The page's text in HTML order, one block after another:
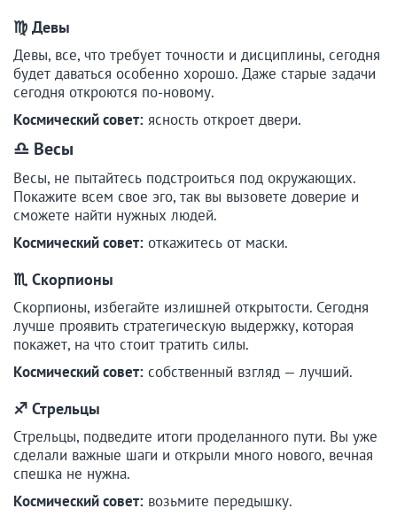
♍ Девы
Девы, все, что требует точности и дисциплины, сегодня
будет даваться особенно хорошо. Даже старые задачи
сегодня откроются по-новому.
Космический совет: ясность откроет двери.
♎ Весы
Весы, не пытайтесь подстроиться под окружающих.
Покажите всем свое эго, так вы вызовете доверие и
сможете найти нужных людей.
Космический совет: откажитесь от маски.
♏ Скорпионы
Скорпионы, избегайте излишней открытости. Сегодня
лучше проявить стратегическую выдержку, которая
покажет, на что стоит тратить силы.
Космический совет: собственный взгляд — лучший.
♐ Стрельцы
Стрельцы, подведите итоги проделанного пути. Вы уже
сделали важные шаги и открыли много нового, вечная
спешка не нужна.
Космический совет: возьмите передышку.